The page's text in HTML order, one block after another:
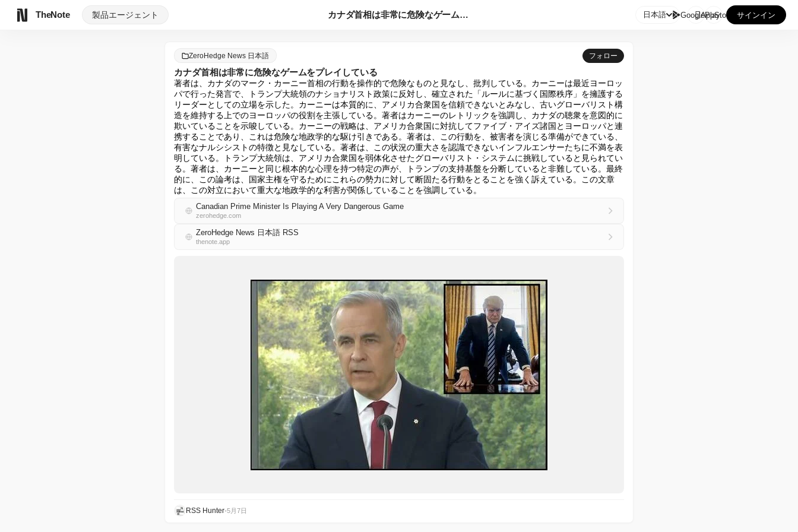
TheNote 製品エージェント カナダ首相は非常に危険なゲームをプレイしている 日本語 GooglePlay
AppStore サインイン
ZeroHedge News 日本語 フォロー
カナダ首相は非常に危険なゲームをプレイしている
著者は、カナダのマーク・カーニー首相の行動を操作的で危険なものと見なし、批判している。カーニーは最近ヨーロッ
パで行った発言で、トランプ大統領のナショナリスト政策に反対し、確立された「ルールに基づく国際秩序」を擁護する
リーダーとしての立場を示した。カーニーは本質的に、アメリカ合衆国を信頼できないとみなし、古いグローバリスト構
造を維持する上でのヨーロッパの役割を主張している。著者はカーニーのレトリックを強調し、カナダの聴衆を意図的に
欺いていることを示唆している。カーニーの戦略は、アメリカ合衆国に対抗してファイブ・アイズ諸国とヨーロッパと連
携することであり、これは危険な地政学的な駆け引きである。著者は、この行動を、被害者を演じる準備ができている、
有害なナルシシストの特徴と見なしている。著者は、この状況の重大さを認識できないインフルエンサーたちに不満を表
明している。トランプ大統領は、アメリカ合衆国を弱体化させたグローバリスト・システムに挑戦していると見られてい
る。著者は、カーニーと同じ根本的な心理を持つ特定の声が、トランプの支持基盤を分断していると非難している。最終
的に、この論考は、国家主権を守るためにこれらの勢力に対して断固たる行動をとることを強く訴えている。この文章
は、この対立において重大な地政学的な利害が関係していることを強調している。
Canadian Prime Minister Is Playing A Very Dangerous Game
zerohedge.com
ZeroHedge News 日本語 RSS
thenote.app
RSS Hunter•5月7日